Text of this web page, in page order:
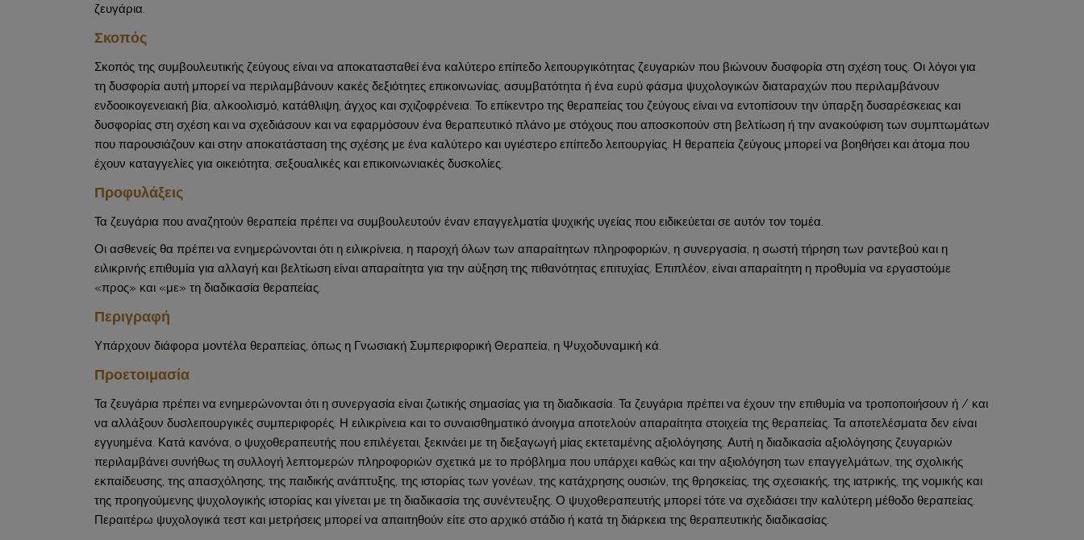
ζευγάρια.
Σκοπός
Σκοπός της συμβουλευτικής ζεύγους είναι να αποκατασταθεί ένα καλύτερο επίπεδο λειτουργικότητας ζευγαριών που βιώνουν δυσφορία στη σχέση τους. Οι λόγοι για
τη δυσφορία αυτή μπορεί να περιλαμβάνουν κακές δεξιότητες επικοινωνίας, ασυμβατότητα ή ένα ευρύ φάσμα ψυχολογικών διαταραχών που περιλαμβάνουν
ενδοοικογενειακή βία, αλκοολισμό, κατάθλιψη, άγχος και σχιζοφρένεια. Το επίκεντρο της θεραπείας του ζεύγους είναι να εντοπίσουν την ύπαρξη δυσαρέσκειας και
δυσφορίας στη σχέση και να σχεδιάσουν και να εφαρμόσουν ένα θεραπευτικό πλάνο με στόχους που αποσκοπούν στη βελτίωση ή την ανακούφιση των συμπτωμάτων
που παρουσιάζουν και στην αποκατάσταση της σχέσης με ένα καλύτερο και υγιέστερο επίπεδο λειτουργίας. Η θεραπεία ζεύγους μπορεί να βοηθήσει και άτομα που
έχουν καταγγελίες για οικειότητα, σεξουαλικές και επικοινωνιακές δυσκολίες.
Προφυλάξεις
Τα ζευγάρια που αναζητούν θεραπεία πρέπει να συμβουλευτούν έναν επαγγελματία ψυχικής υγείας που ειδικεύεται σε αυτόν τον τομέα.
Οι ασθενείς θα πρέπει να ενημερώνονται ότι η ειλικρίνεια, η παροχή όλων των απαραίτητων πληροφοριών, η συνεργασία, η σωστή τήρηση των ραντεβού και η
ειλικρινής επιθυμία για αλλαγή και βελτίωση είναι απαραίτητα για την αύξηση της πιθανότητας επιτυχίας. Επιπλέον, είναι απαραίτητη η προθυμία να εργαστούμε
«προς» και «με» τη διαδικασία θεραπείας.
Περιγραφή
Υπάρχουν διάφορα μοντέλα θεραπείας, όπως η Γνωσιακή Συμπεριφορική Θεραπεία, η Ψυχοδυναμική κά.
Προετοιμασία
Τα ζευγάρια πρέπει να ενημερώνονται ότι η συνεργασία είναι ζωτικής σημασίας για τη διαδικασία. Τα ζευγάρια πρέπει να έχουν την επιθυμία να τροποποιήσουν ή / και
να αλλάξουν δυσλειτουργικές συμπεριφορές. Η ειλικρίνεια και το συναισθηματικό άνοιγμα αποτελούν απαραίτητα στοιχεία της θεραπείας. Τα αποτελέσματα δεν είναι
εγγυημένα. Κατά κανόνα, ο ψυχοθεραπευτής που επιλέγεται, ξεκινάει με τη διεξαγωγή μίας εκτεταμένης αξιολόγησης. Αυτή η διαδικασία αξιολόγησης ζευγαριών
περιλαμβάνει συνήθως τη συλλογή λεπτομερών πληροφοριών σχετικά με το πρόβλημα που υπάρχει καθώς και την αξιολόγηση των επαγγελμάτων, της σχολικής
εκπαίδευσης, της απασχόλησης, της παιδικής ανάπτυξης, της ιστορίας των γονέων, της κατάχρησης ουσιών, της θρησκείας, της σχεσιακής, της ιατρικής, της νομικής και
της προηγούμενης ψυχολογικής ιστορίας και γίνεται με τη διαδικασία της συνέντευξης. Ο ψυχοθεραπευτής μπορεί τότε να σχεδιάσει την καλύτερη μέθοδο θεραπείας.
Περαιτέρω ψυχολογικά τεστ και μετρήσεις μπορεί να απαιτηθούν είτε στο αρχικό στάδιο ή κατά τη διάρκεια της θεραπευτικής διαδικασίας.